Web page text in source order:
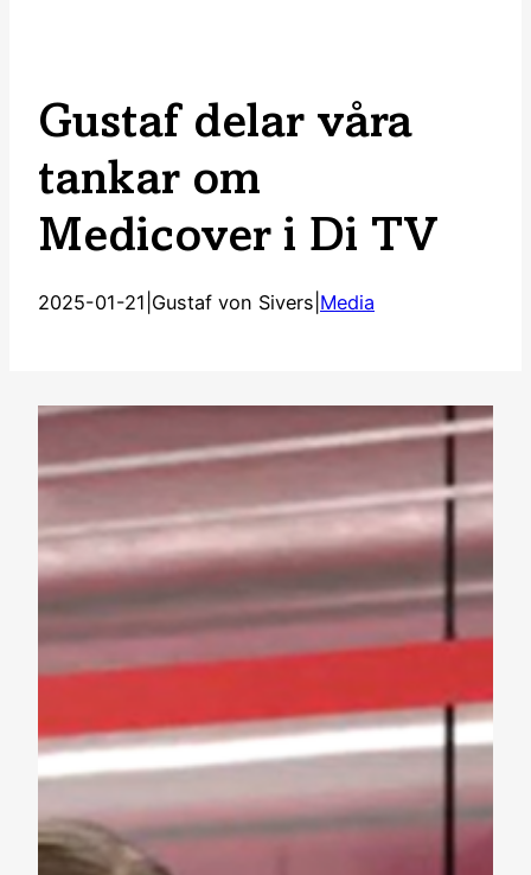
Gustaf delar våra
tankar om
Medicover i Di TV
2025-01-21 Gustaf von Sivers Media